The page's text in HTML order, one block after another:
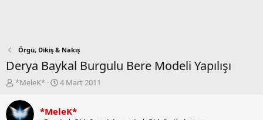
Örgü, Dikiş & Nakış
Derya Baykal Burgulu Bere Modeli Yapılışı
K
n
b
*MeleK*
B
l
4 Mart 2011
*MeleK*